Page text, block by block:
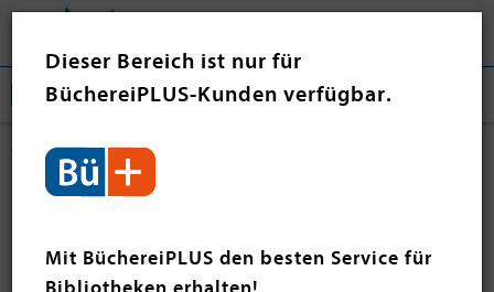
Dieser Bereich ist nur für
BüchereiPLUS-Kunden verfügbar.
Mit BüchereiPLUS den besten Service für
Vorlesen
besonderen Erlebnis. Ob zum Einschlafen, Kuscheln